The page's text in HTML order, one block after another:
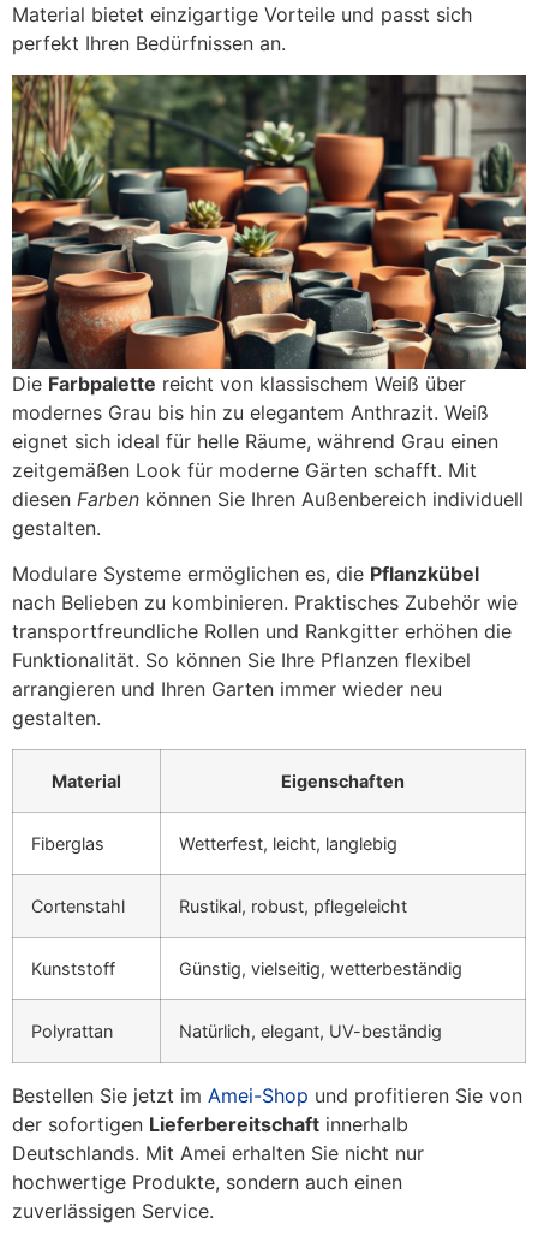
Material bietet einzigartige Vorteile und passt sich
perfekt Ihren Bedürfnissen an.
Die Farbpalette reicht von klassischem Weiß über
modernes Grau bis hin zu elegantem Anthrazit. Weiß
eignet sich ideal für helle Räume, während Grau einen
zeitgemäßen Look für moderne Gärten schafft. Mit
diesen Farben können Sie Ihren Außenbereich individuell
gestalten.
Modulare Systeme ermöglichen es, die Pflanzkübel
nach Belieben zu kombinieren. Praktisches Zubehör wie
transportfreundliche Rollen und Rankgitter erhöhen die
Funktionalität. So können Sie Ihre Pflanzen flexibel
arrangieren und Ihren Garten immer wieder neu
gestalten.
Material Eigenschaften
Fiberglas Wetterfest, leicht, langlebig
Cortenstahl Rustikal, robust, pflegeleicht
Kunststoff Günstig, vielseitig, wetterbeständig
Polyrattan Natürlich, elegant, UV-beständig
Bestellen Sie jetzt im Amei-Shop und profitieren Sie von
der sofortigen Lieferbereitschaft innerhalb
Deutschlands. Mit Amei erhalten Sie nicht nur
hochwertige Produkte, sondern auch einen
zuverlässigen Service.